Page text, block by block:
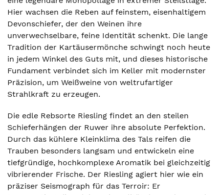
Hier wachsen die Reben auf feinstem, eisenhaltigem
Devonschiefer, der den Weinen ihre
unverwechselbare, feine Identität schenkt. Die lange
Tradition der Kartäusermönche schwingt noch heute
in jedem Winkel des Guts mit, und dieses historische
Fundament verbindet sich im Keller mit modernster
Präzision, um Weißweine von weltrufartiger
Strahlkraft zu erzeugen.
Die edle Rebsorte Riesling findet an den steilen
Schieferhängen der Ruwer ihre absolute Perfektion.
Durch das kühlere Kleinklima des Tals reifen die
Trauben besonders langsam und entwickeln eine
tiefgründige, hochkomplexe Aromatik bei gleichzeitig
vibrierender Frische. Der Riesling agiert hier wie ein
präziser Seismograph für das Terroir: Er